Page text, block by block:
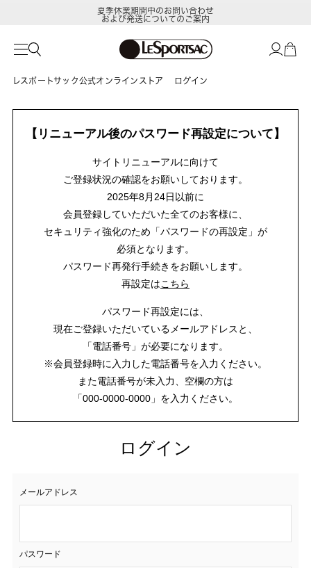
夏季休業期間中のお問い合わせ
および発送についてのご案内
レスポートサック公式オンラインストア ログイン
【リニューアル後のパスワード再設定について】
サイトリニューアルに向けて
ご登録状況の確認をお願いしております。
2025年8月24日以前に
会員登録していただいた全てのお客様に、
セキュリティ強化のため「パスワードの再設定」が
必須となります。
パスワード再発行手続きをお願いします。
再設定はこちら
パスワード再設定には、
現在ご登録いただいているメールアドレスと、
「電話番号」が必要になります。
※会員登録時に入力した電話番号を入力ください。
また電話番号が未入力、空欄の方は
「000-0000-0000」を入力ください。
ログイン
メールアドレス
パスワード